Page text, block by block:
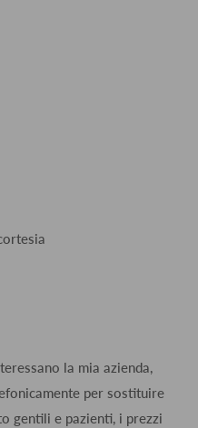
la mia azienda,
per sostituire
gentili e pazienti, i prezzi